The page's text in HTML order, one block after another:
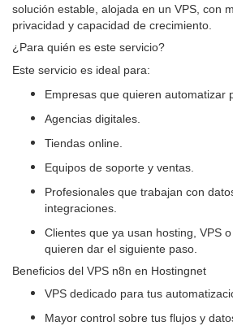
solución estable, alojada en un VPS, con
privacidad y capacidad de crecimiento.
¿Para quién es este servicio?
Este servicio es ideal para:
Empresas que quieren automatizar
Agencias digitales.
Tiendas online.
Equipos de soporte y ventas.
Profesionales que trabajan con
integraciones.
Clientes que ya usan hosting, VPS
quieren dar el siguiente paso.
Beneficios del VPS n8n en Hostingnet
VPS dedicado para tus
Mayor control sobre tus flujos y